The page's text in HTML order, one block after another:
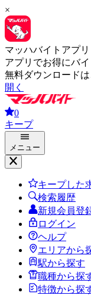
×
マッハバイトアプリ
アプリでお得にバイ
無料ダウンロード
開く
0
キープ
メニュー
キープした
検索履歴
新規会員登
ログイン
ヘルプ
エリアから
駅から探す
職種から探
特徴から探